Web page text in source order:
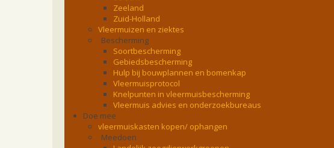
Zeeland
Zuid-Holland
Vleermuizen en ziektes
Bescherming
Soortbescherming
Gebiedsbescherming
Hulp bij bouwplannen en bomenkap
Vleermuisprotocol
Knelpunten in vleermuisbescherming
Vleermuis advies en onderzoekbureaus
Doe mee
vleermuiskasten kopen/ ophangen
Meedoen